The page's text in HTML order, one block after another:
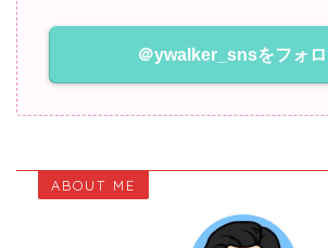
＠ywalker_snsをフォ
ABOUT ME